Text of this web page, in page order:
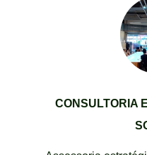
CONSULTORIA